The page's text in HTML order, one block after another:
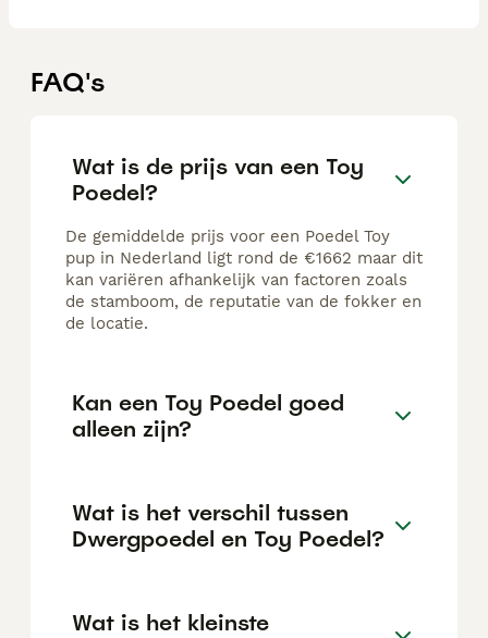
FAQ's
Wat is de prijs van een Toy
Poedel?
De gemiddelde prijs voor een Poedel Toy
pup in Nederland ligt rond de €1662 maar dit
kan variëren afhankelijk van factoren zoals
de stamboom, de reputatie van de fokker en
de locatie.
Kan een Toy Poedel goed
alleen zijn?
Wat is het verschil tussen
Dwergpoedel en Toy Poedel?
Wat is het kleinste